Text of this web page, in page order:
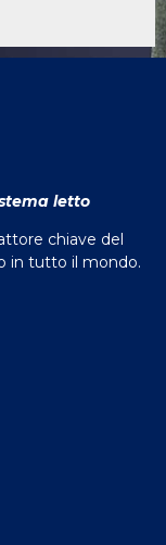
letto
chiave del
in tutto il mondo.